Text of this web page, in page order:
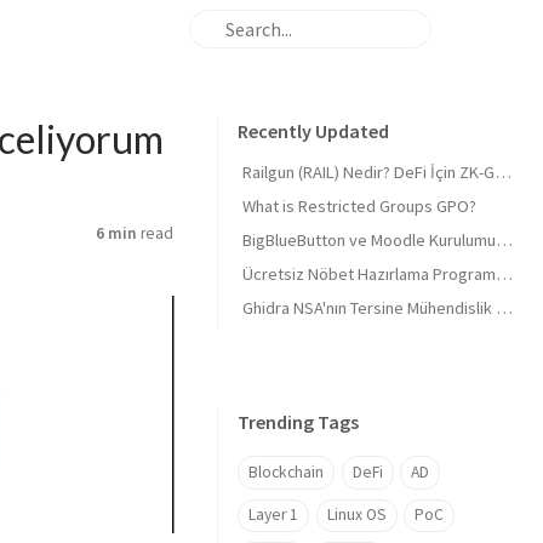
6 min read
Recently Updated
Railgun (RAIL) Nedir? DeFi İçin ZK-Gizliliği ve 'Masumiyet Kanıtı'
What is Restricted Groups GPO?
BigBlueButton ve Moodle Kurulumu 2026 Derinlemesine 🎓 BigBlueButton and Moodle Installation 2026 In-depth 🎓
Ücretsiz Nöbet Hazırlama Programı, Tüm sektörlere uygun (Mazeretli)
Ghidra NSA'nın Tersine Mühendislik Araç Seti
Trending Tags
Blockchain DeFi AD
Layer 1 Linux OS PoC